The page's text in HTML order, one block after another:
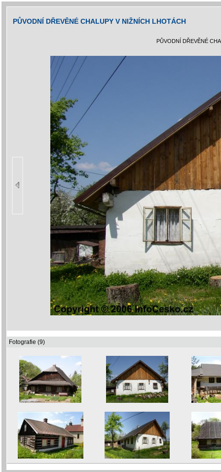
PŮVODNÍ DŘEVĚNÉ CHALUPY V NIŽNÍCH LHOTÁCH
PŮVODNÍ DŘEVĚNÉ
Fotografie (9)